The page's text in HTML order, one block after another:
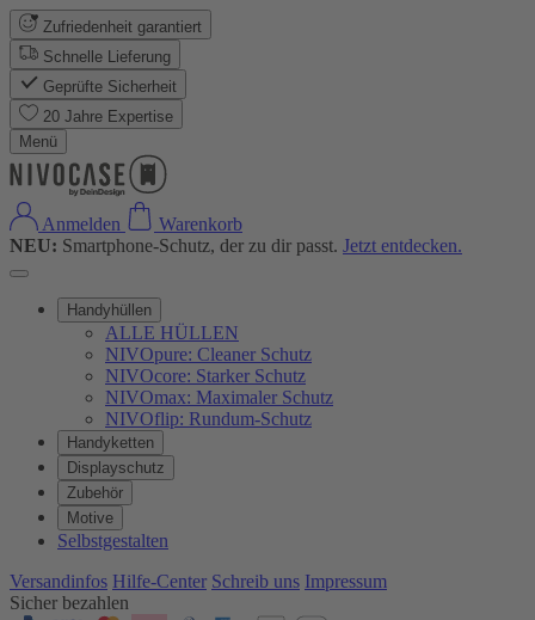
Zufriedenheit garantiert
Schnelle Lieferung
Geprüfte Sicherheit
20 Jahre Expertise
Menü
Anmelden
Warenkorb
NEU: Smartphone-Schutz, der zu dir passt. Jetzt entdecken.
Handyhüllen
ALLE HÜLLEN
NIVOpure: Cleaner Schutz
NIVOcore: Starker Schutz
NIVOmax: Maximaler Schutz
NIVOflip: Rundum-Schutz
Handyketten
Displayschutz
Zubehör
Motive
Selbstgestalten
Versandinfos Hilfe-Center Schreib uns Impressum
Sicher bezahlen